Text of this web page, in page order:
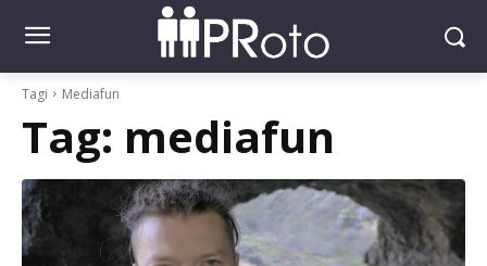
Tagi Mediafun
Tag: mediafun